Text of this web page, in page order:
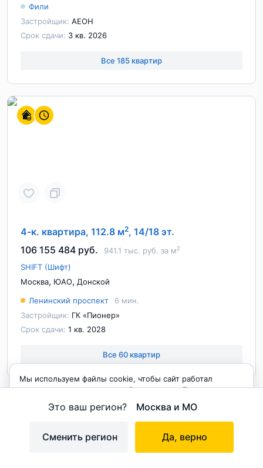
Это ваш регион? Москва и МО
Сменить регион Да, верно
на карте
Фили
Застройщик: АЕОН
Срок сдачи: 3 кв. 2026
Все 185 квартир
4-к. квартира, 112.8 м2, 14/18 эт.
106 155 484 руб.
941.1 тыс. руб. за м2
SHIFT (Шифт)
Москва, ЮАО, Донской
Ленинский проспект
6 мин.
Застройщик: ГК «Пионер»
Срок сдачи: 1 кв. 2028
Все 60 квартир
Мы используем файлы cookie, чтобы сайт работал
корректно и становился удобнее для вас. Продолжая
Принимаю